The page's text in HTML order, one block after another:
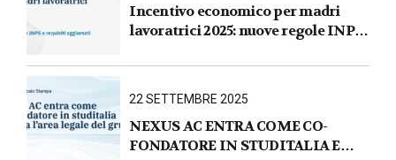
Incentivo economico per madri
lavoratrici 2025: nuove regole INPS
22 SETTEMBRE 2025
NEXUS AC ENTRA COME CO-
FONDATORE IN STUDITALIA E